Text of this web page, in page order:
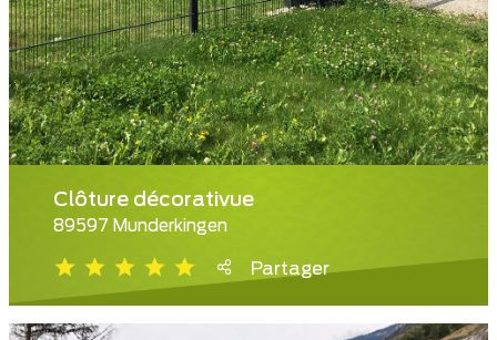
Clôture décorativue
89597 Munderkingen
Partager